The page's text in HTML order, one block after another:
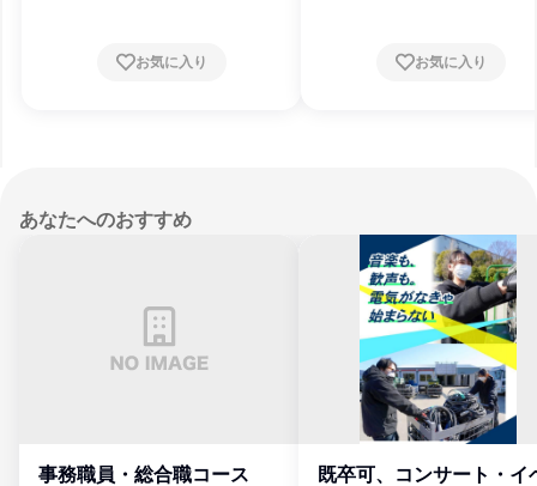
お気に入り お気に入り
あなたへのおすすめ
事務職員・総合職コース
既卒可、コンサート・イ